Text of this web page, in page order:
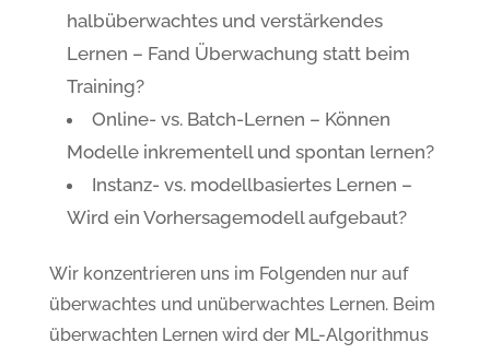
halbüberwachtes und verstärkendes
Lernen – Fand Überwachung statt beim
Training?
Online- vs. Batch-Lernen – Können
Modelle inkrementell und spontan lernen?
Instanz- vs. modellbasiertes Lernen –
Wird ein Vorhersagemodell aufgebaut?
Wir konzentrieren uns im Folgenden nur auf
überwachtes und unüberwachtes Lernen. Beim
überwachten Lernen wird der ML-Algorithmus